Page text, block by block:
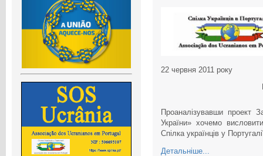
22 червня 2011 року
Проаналізувавши проект
України» хочемо
Спілка українців у
Детальніше...